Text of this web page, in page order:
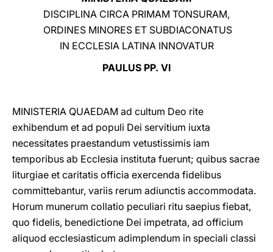
DISCIPLINA CIRCA PRIMAM TONSURAM,
ORDINES MINORES ET SUBDIACONATUS
IN ECCLESIA LATINA INNOVATUR
PAULUS PP. VI
MINISTERIA QUAEDAM ad cultum Deo rite
exhibendum et ad populi Dei servitium iuxta
necessitates praestandum vetustissimis iam
temporibus ab Ecclesia instituta fuerunt; quibus sacrae
liturgiae et caritatis officia exercenda fidelibus
committebantur, variis rerum adiunctis accommodata.
Horum munerum collatio peculiari ritu saepius fiebat,
quo fidelis, benedictione Dei impetrata, ad officium
aliquod ecclesiasticum adimplendum in speciali classi